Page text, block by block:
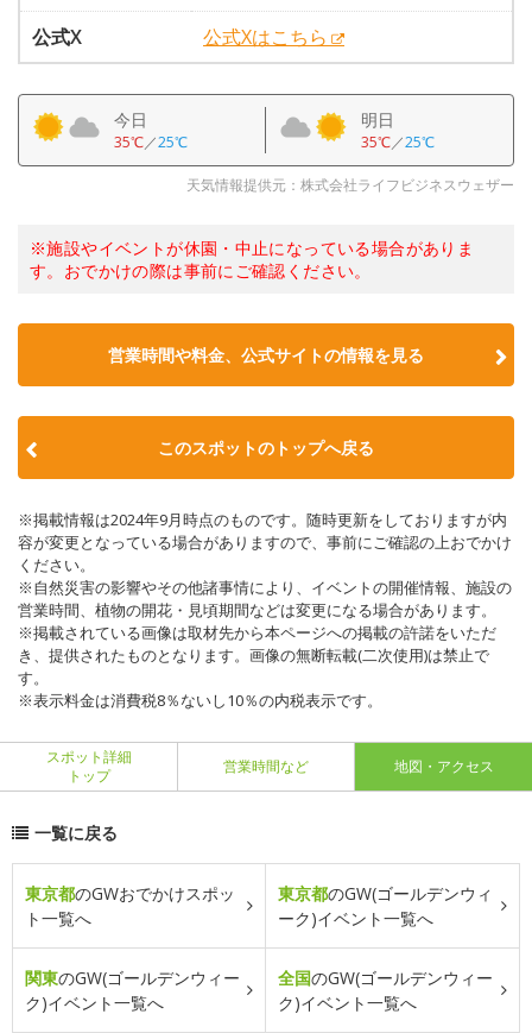
公式X
公式Xはこちら
今日
35℃／25℃
明日
35℃／25℃
天気情報提供元：株式会社ライフビジネスウェザー
※施設やイベントが休園・中止になっている場合がありま
す。おでかけの際は事前にご確認ください。
営業時間や料金、公式サイトの情報を見る
このスポットのトップへ戻る
※掲載情報は2024年9月時点のものです。随時更新をしておりますが内
容が変更となっている場合がありますので、事前にご確認の上おでかけ
ください。
※自然災害の影響やその他諸事情により、イベントの開催情報、施設の
営業時間、植物の開花・見頃期間などは変更になる場合があります。
※掲載されている画像は取材先から本ページへの掲載の許諾をいただ
き、提供されたものとなります。画像の無断転載(二次使用)は禁止で
す。
※表示料金は消費税8％ないし10％の内税表示です。
スポット詳細
トップ
営業時間など 地図・アクセス
一覧に戻る
東京都のGWおでかけスポッ
ト一覧へ
東京都のGW(ゴールデンウィ
ーク)イベント一覧へ
関東のGW(ゴールデンウィー
ク)イベント一覧へ
全国のGW(ゴールデンウィー
ク)イベント一覧へ